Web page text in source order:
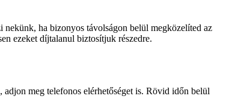
nekünk, ha bizonyos távolságon belül megközelíted az
ezeket díjtalanul biztosítjuk részedre.
meg telefonos elérhetőséget is. Rövid időn belül